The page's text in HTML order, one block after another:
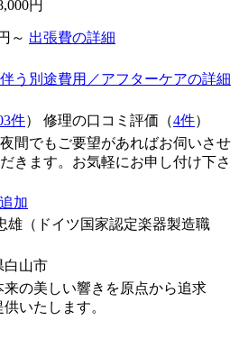
円
～ 出張費の詳細
う別途費用／アフターケアの詳細
件） 修理の口コミ評価（4件）
間でもご要望があればお伺いさせ
きます。お気軽にお申し付け下さ
加
雄（ドイツ国家認定楽器製造職
白山市
来の美しい響きを原点から追求
供いたします。